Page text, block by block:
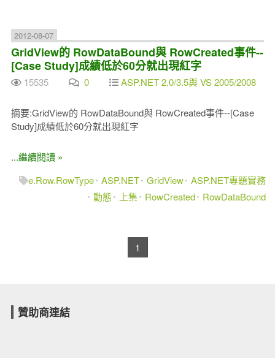
2012-08-07
GridView的 RowDataBound與 RowCreated事件--
[Case Study]成績低於60分就出現紅字
15535 0 ASP.NET 2.0/3.5與 VS 2005/2008
摘要:GridView的 RowDataBound與 RowCreated事件--[Case
Study]成績低於60分就出現紅字
...繼續閱讀 »
e.Row.RowType ASP.NET GridView ASP.NET專題實務
動態
上集 RowCreated RowDataBound
1
贊助商連結